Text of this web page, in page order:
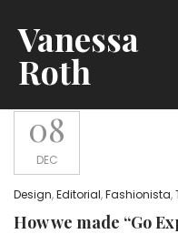
Vanessa
Roth
08
DEC
Design,Editorial,Fashionista,
How we made “Go